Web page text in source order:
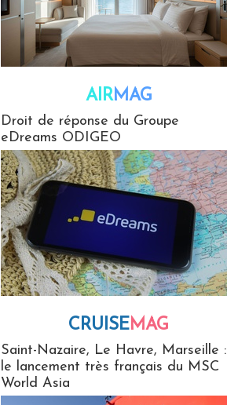
AIRMAG
Droit de réponse du Groupe
eDreams ODIGEO
CRUISEMAG
Saint-Nazaire, Le Havre, Marseille :
le lancement très français du MSC
World Asia